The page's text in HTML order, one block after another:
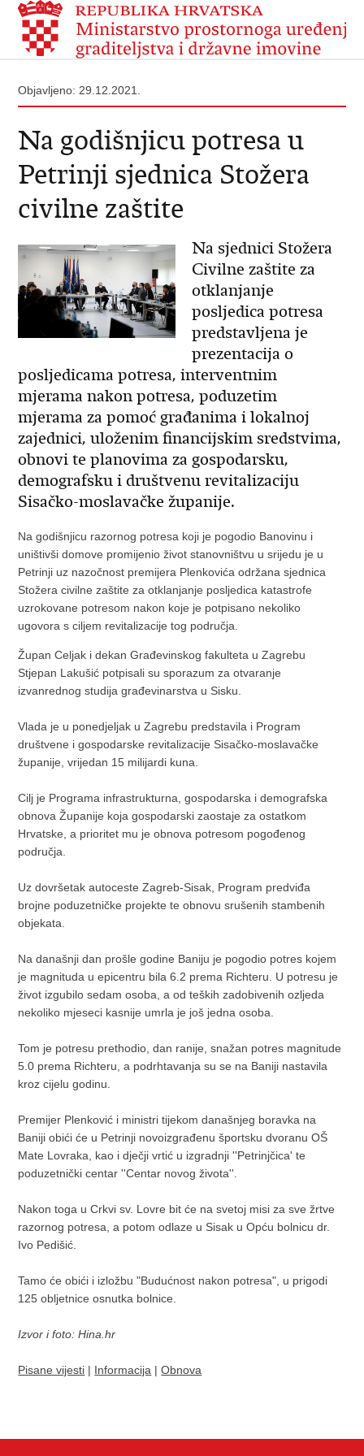
Objavljeno: 29.12.2021.
Na godišnjicu potresa u
Petrinji sjednica Stožera
civilne zaštite
Na sjednici Stožera
Civilne zaštite za
otklanjanje
posljedica potresa
predstavljena je
prezentacija o
posljedicama potresa, interventnim
mjerama nakon potresa, poduzetim
mjerama za pomoć građanima i lokalnoj
zajednici, uloženim financijskim sredstvima,
obnovi te planovima za gospodarsku,
demografsku i društvenu revitalizaciju
Sisačko-moslavačke županije.
Na godišnjicu razornog potresa koji je pogodio Banovinu i
uništivši domove promijenio život stanovništvu u srijedu je u
Petrinji uz nazočnost premijera Plenkovića održana sjednica
Stožera civilne zaštite za otklanjanje posljedica katastrofe
uzrokovane potresom nakon koje je potpisano nekoliko
ugovora s ciljem revitalizacije tog područja.
Župan Celjak i dekan Građevinskog fakulteta u Zagrebu
Stjepan Lakušić potpisali su sporazum za otvaranje
izvanrednog studija građevinarstva u Sisku.
Vlada je u ponedjeljak u Zagrebu predstavila i Program
društvene i gospodarske revitalizacije Sisačko-moslavačke
županije, vrijedan 15 milijardi kuna.
Cilj je Programa infrastrukturna, gospodarska i demografska
obnova Županije koja gospodarski zaostaje za ostatkom
Hrvatske, a prioritet mu je obnova potresom pogođenog
područja.
Uz dovršetak autoceste Zagreb-Sisak, Program predviđa
brojne poduzetničke projekte te obnovu srušenih stambenih
objekata.
Na današnji dan prošle godine Baniju je pogodio potres kojem
je magnituda u epicentru bila 6.2 prema Richteru. U potresu je
život izgubilo sedam osoba, a od teških zadobivenih ozljeda
nekoliko mjeseci kasnije umrla je još jedna osoba.
Tom je potresu prethodio, dan ranije, snažan potres magnitude
5.0 prema Richteru, a podrhtavanja su se na Baniji nastavila
kroz cijelu godinu.
Premijer Plenković i ministri tijekom današnjeg boravka na
Baniji obići će u Petrinji novoizgrađenu športsku dvoranu OŠ
Mate Lovraka, kao i dječji vrtić u izgradnji ''Petrinjčica' te
poduzetnički centar ''Centar novog života''.
Nakon toga u Crkvi sv. Lovre bit će na svetoj misi za sve žrtve
razornog potresa, a potom odlaze u Sisak u Opću bolnicu dr.
Ivo Pedišić.
Tamo će obići i izložbu "Budućnost nakon potresa", u prigodi
125 obljetnice osnutka bolnice.
Izvor i foto: Hina.hr
Pisane vijesti | Informacija |Obnova